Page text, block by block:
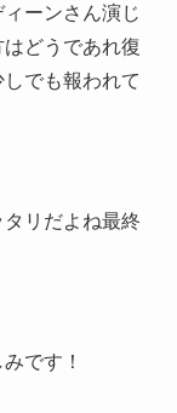
ーンさん演じ
どうであれ復
でも報われて
リだよね最終
です！